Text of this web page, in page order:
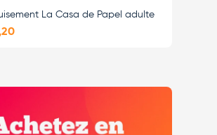
La Casa de Papel adulte